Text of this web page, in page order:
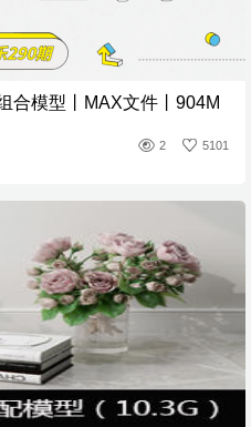
合模型丨MAX文件丨904M
2 5101